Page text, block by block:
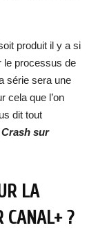
produit il y a si
le processus de
série sera une
cela que l’on
dit tout
sur
LA
CANAL+ ?